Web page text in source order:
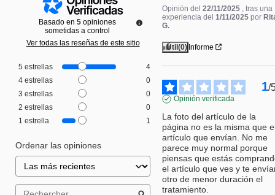
Basado en 5 opiniones
sometidas a control
Ver todas las reseñas de este sitio
5 estrellas
4
4 estrellas
0
3 estrellas
0
2 estrellas
0
1 estrella 1
Ordenar las opiniones
Opinión del22/11/2025
, tras una
experiencia del 1/11/2025 por
G.
Útil(0) Informe
1/
Opinión verificada
La foto del artículo de la
página no es la misma que
artículo que envían. No me
parece muy normal porque
piensas que estás
el artículo que ves y te
otro de menor duración el
tratamiento.